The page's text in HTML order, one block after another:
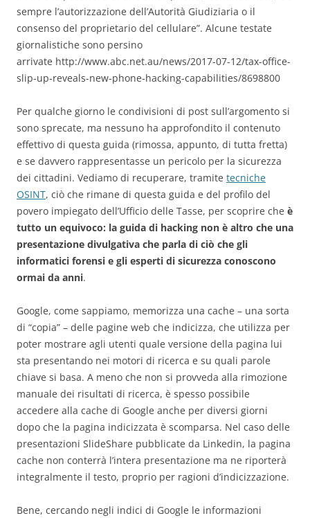
sempre l’autorizzazione dell’Autorità Giudiziaria o il
consenso del proprietario del cellulare”. Alcune testate
giornalistiche sono persino
arrivate http://www.abc.net.au/news/2017-07-12/tax-office-
slip-up-reveals-new-phone-hacking-capabilities/8698800
Per qualche giorno le condivisioni di post sull’argomento si
sono sprecate, ma nessuno ha approfondito il contenuto
effettivo di questa guida (rimossa, appunto, di tutta fretta)
e se davvero rappresentasse un pericolo per la sicurezza
dei cittadini. Vediamo di recuperare, tramite tecniche
OSINT, ciò che rimane di questa guida e del profilo del
povero impiegato dell’Ufficio delle Tasse, per scoprire che è
tutto un equivoco: la guida di hacking non è altro che una
presentazione divulgativa che parla di ciò che gli
informatici forensi e gli esperti di sicurezza conoscono
ormai da anni.
Google, come sappiamo, memorizza una cache – una sorta
di “copia” – delle pagine web che indicizza, che utilizza per
poter mostrare agli utenti quale versione della pagina lui
sta presentando nei motori di ricerca e su quali parole
chiave si basa. A meno che non si provveda alla rimozione
manuale dei risultati di ricerca, è spesso possibile
accedere alla cache di Google anche per diversi giorni
dopo che la pagina indicizzata è scomparsa. Nel caso delle
presentazioni SlideShare pubblicate da Linkedin, la pagina
cache non conterrà l’intera presentazione ma ne riporterà
integralmente il testo, proprio per ragioni d’indicizzazione.
Bene, cercando negli indici di Google le informazioni